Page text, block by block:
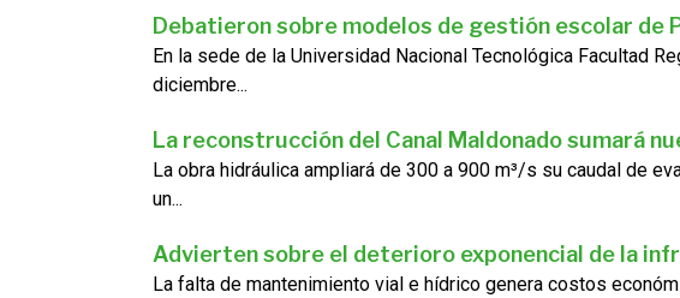
Debatieron sobre modelos de gestión escolar de
En la sede de la Universidad Nacional Tecnológica Facultad
diciembre...
La reconstrucción del Canal Maldonado sumará
La obra hidráulica ampliará de 300 a 900 m³/s su caudal de
un...
Advierten sobre el deterioro exponencial de la
La falta de mantenimiento vial e hídrico genera costos